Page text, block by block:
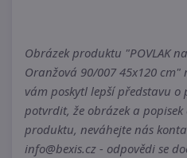
Obrázek produktu "POVLAK
Oranžová 90/007 45x120
vám poskytl lepší představu
potvrdit, že obrázek a
produktu, neváhejte nás
info@bexis.cz - odpovědi se